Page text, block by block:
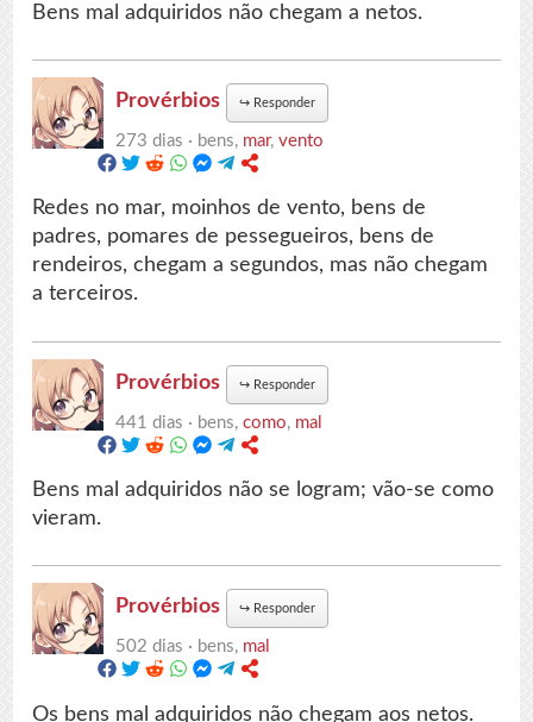
Bens mal adquiridos não chegam a netos.
Provérbios ↪ Responder
273 dias · bens, mar,vento
Redes no mar, moinhos de vento, bens de
padres, pomares de pessegueiros, bens de
rendeiros, chegam a segundos, mas não chegam
a terceiros.
Provérbios ↪ Responder
441 dias · bens,como, mal
Bens mal adquiridos não se logram; vão-se como
vieram.
Provérbios ↪ Responder
502 dias · bens, mal
Os bens mal adquiridos não chegam aos netos.